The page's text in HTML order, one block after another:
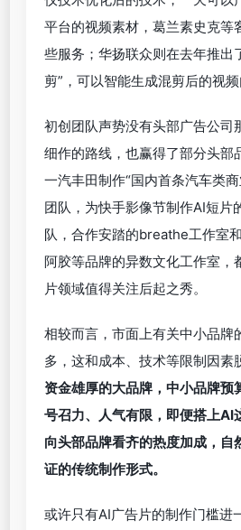
平台的视频素材，葛兰素史克等
些服务；华扬联众则在去年推出
剪”，可以智能生成混剪后的视频
初创团队声势没有头部广告公司
细作的路线，也赢得了部分头部
一汽丰田制作“国内首条汽车类
团队，为快手影像节制作AI短片
队，合作安踏的breathe工作室
阿胶等品牌的异数文化工作室，
片领域值得关注后起之秀。
相较而言，市面上有关中小品牌
多，这和成本、技术等限制因素
资金雄厚的大品牌，中小品牌预
号召力、人气有限，即便搭上AI
向头部品牌看齐的热度加成，自
证的传统制作形式。
或许只有AI广告片的制作门槛进